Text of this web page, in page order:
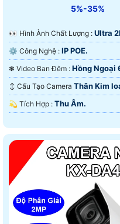
5%-35%
️👀 Hình Ành Chất Lượng : Ultra
⚙ Công Nghệ : IP POE.
❃ Video Ban Đêm : Hồng Ngoại
↕️ Cấu Tạo Camera Thân Kim
️💫 Tích Hợp : Thu Âm.